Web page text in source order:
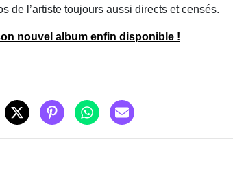
de l’artiste toujours aussi directs et censés.
nouvel album enfin disponible !